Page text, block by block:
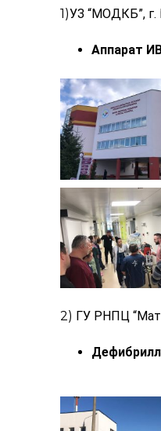
1)УЗ “МОДКБ”,
Аппарат
2) ГУ РНПЦ